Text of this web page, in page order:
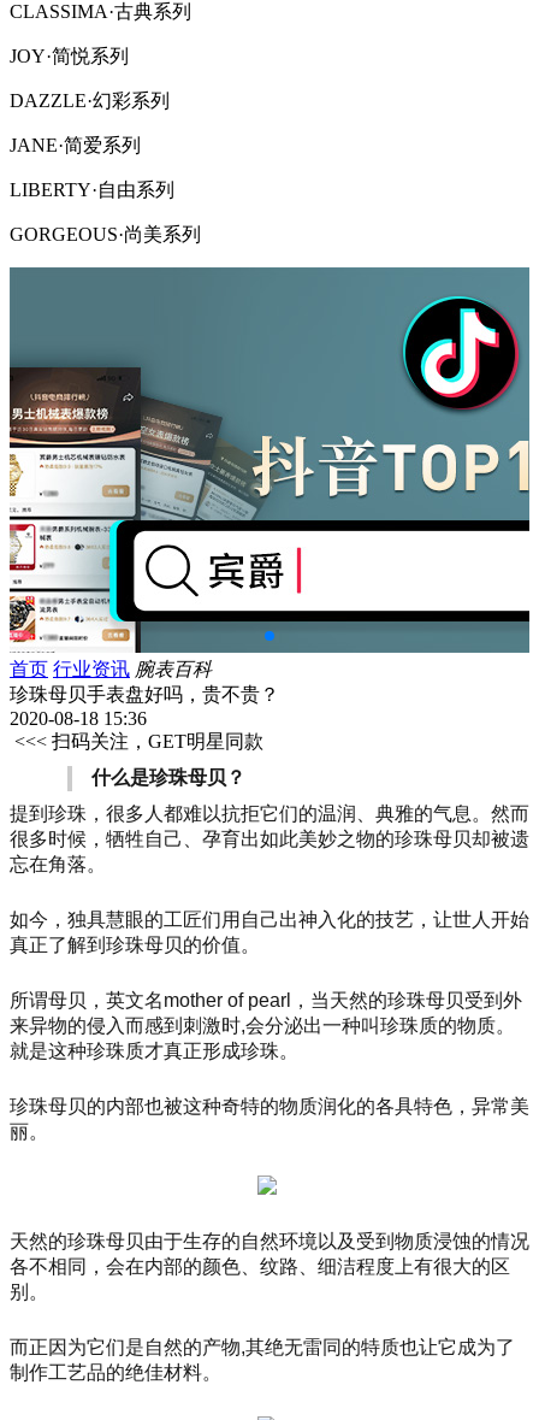
CLASSIMA·古典系列
JOY·简悦系列
DAZZLE·幻彩系列
JANE·简爱系列
LIBERTY·自由系列
GORGEOUS·尚美系列
首页 行业资讯 腕表百科
珍珠母贝手表盘好吗，贵不贵？
2020-08-18 15:36
<<< 扫码关注，GET明星同款
什么是珍珠母贝？
提到珍珠，很多人都难以抗拒它们的温润、典雅的气息。然而
很多时候，牺牲自己、孕育出如此美妙之物的珍珠母贝却被遗
忘在角落。
如今，独具慧眼的工匠们用自己出神入化的技艺，让世人开始
真正了解到珍珠母贝的价值。
所谓母贝，英文名mother of pearl，当天然的珍珠母贝受到外
来异物的侵入而感到刺激时,会分泌出一种叫珍珠质的物质。
就是这种珍珠质才真正形成珍珠。
珍珠母贝的内部也被这种奇特的物质润化的各具特色，异常美
丽。
天然的珍珠母贝由于生存的自然环境以及受到物质浸蚀的情况
各不相同，会在内部的颜色、纹路、细洁程度上有很大的区
别。
而正因为它们是自然的产物,其绝无雷同的特质也让它成为了
制作工艺品的绝佳材料。